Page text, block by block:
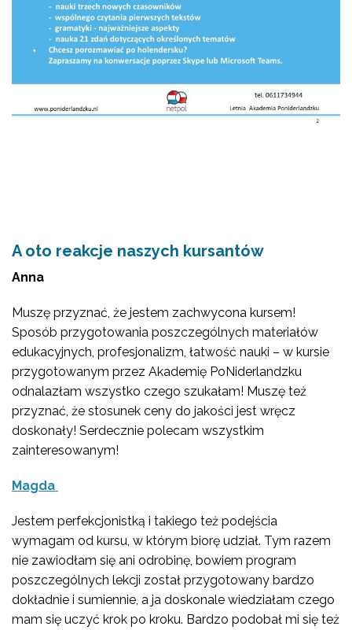
A oto reakcje naszych kursantów
Anna
Muszę przyznać, że jestem zachwycona kursem!
Sposób przygotowania poszczególnych materiałów
edukacyjnych, profesjonalizm, łatwość nauki – w kursie
przygotowanym przez Akademię PoNiderlandzku
odnalazłam wszystko czego szukałam! Muszę też
przyznać, że stosunek ceny do jakości jest wręcz
doskonały! Serdecznie polecam wszystkim
zainteresowanym!
Magda
Jestem perfekcjonistką i takiego też podejścia
wymagam od kursu, w którym biorę udział. Tym razem
nie zawiodłam się ani odrobinę, bowiem program
poszczególnych lekcji został przygotowany bardzo
dokładnie i sumiennie, a ja doskonale wiedziałam czego
mam się uczyć krok po kroku. Bardzo podobał mi się też